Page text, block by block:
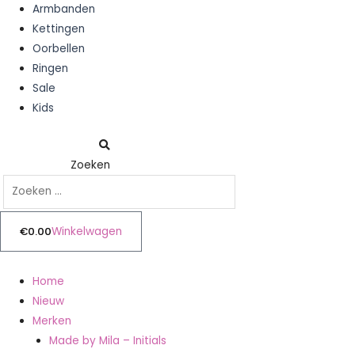
Armbanden
Kettingen
Oorbellen
Ringen
Sale
Kids
Zoeken
€0.00Winkelwagen
Home
Nieuw
Merken
Made by Mila – Initials